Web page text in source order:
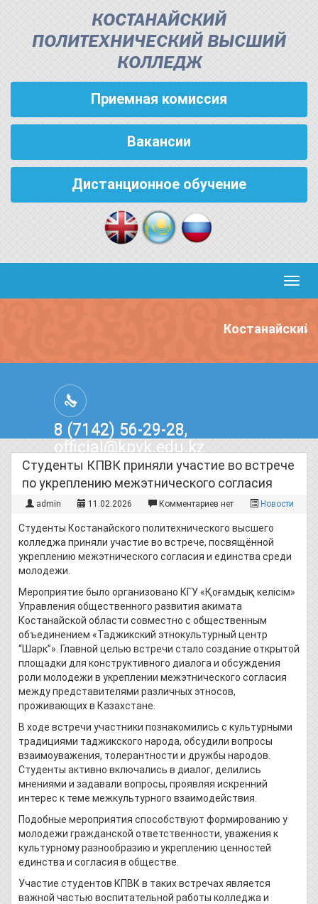
КОСТАНАЙСКИЙ
ПОЛИТЕХНИЧЕСКИЙ ВЫСШИЙ
КОЛЛЕДЖ
Приемная комиссия
Вакансии
Дистанционное обучение
Костанайский
8 (7142) 56-29-28,
official@kpvk.edu.kz
г.Костанай, Проспект Кобыланды
Батыра, 3
Студенты КПВК приняли участие во встрече
по укреплению межэтнического согласия
admin 11.02.2026 Комментариев нет Новости
Студенты Костанайского политехнического высшего
колледжа приняли участие во встрече, посвящённой
укреплению межэтнического согласия и единства среди
молодежи.
Мероприятие было организовано КГУ «Қоғамдық келісім»
Управления общественного развития акимата
Костанайской области совместно с общественным
объединением «Таджикский этнокультурный центр
“Шарк”». Главной целью встречи стало создание открытой
площадки для конструктивного диалога и обсуждения
роли молодежи в укреплении межэтнического согласия
между представителями различных этносов,
проживающих в Казахстане.
В ходе встречи участники познакомились с культурными
традициями таджикского народа, обсудили вопросы
взаимоуважения, толерантности и дружбы народов.
Студенты активно включались в диалог, делились
мнениями и задавали вопросы, проявляя искренний
интерес к теме межкультурного взаимодействия.
Подобные мероприятия способствуют формированию у
молодежи гражданской ответственности, уважения к
культурному разнообразию и укреплению ценностей
единства и согласия в обществе.
Участие студентов КПВК в таких встречах является
важной частью воспитательной работы колледжа и